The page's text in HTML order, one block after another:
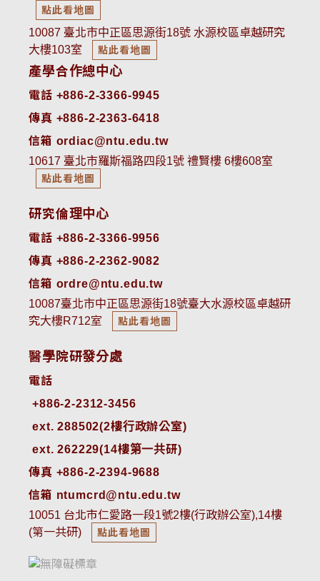
點此看地圖
10087 臺北市中正區思源街18號 水源校區卓越研究
大樓103室
點此看地圖
產學合作總中心
電話 +886-2-3366-9945
傳真 +886-2-2363-6418
信箱 ordiac@ntu.edu.tw
10617 臺北市羅斯福路四段1號 禮賢樓 6樓608室
點此看地圖
研究倫理中心
電話 +886-2-3366-9956
傳真 +886-2-2362-9082
信箱 ordre@ntu.edu.tw
10087臺北市中正區思源街18號臺大水源校區卓越研
究大樓R712室
點此看地圖
醫學院研發分處
電話
ext. 288502(2樓行政辦公室)
ext. 262229(14樓第一共研)
傳真 +886-2-2394-9688
信箱 ntumcrd@ntu.edu.tw
10051 台北市仁愛路一段1號2樓(行政辦公室),14樓
(第一共研)
點此看地圖